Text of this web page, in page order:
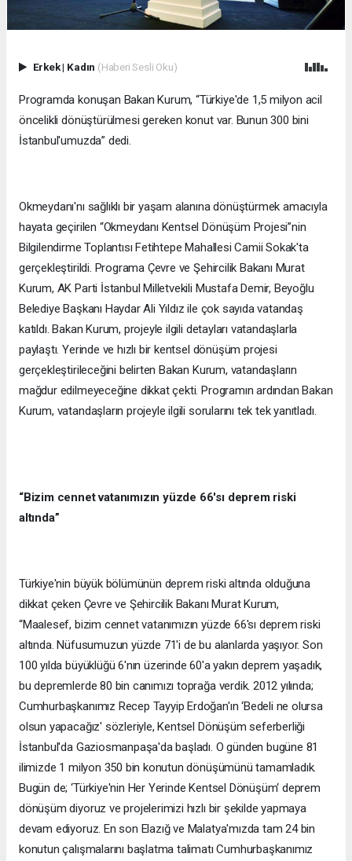
Erkek| Kadın (Haberi Sesli Oku)
Programda konuşan Bakan Kurum, “Türkiye'de 1,5 milyon acil
öncelikli dönüştürülmesi gereken konut var. Bunun 300 bini
İstanbul'umuzda” dedi.
Okmeydanı'nı sağlıklı bir yaşam alanına dönüştürmek amacıyla
hayata geçirilen “Okmeydanı Kentsel Dönüşüm Projesi”nin
Bilgilendirme Toplantısı Fetihtepe Mahallesi Camii Sokak'ta
gerçekleştirildi. Programa Çevre ve Şehircilik Bakanı Murat
Kurum, AK Parti İstanbul Milletvekili Mustafa Demir, Beyoğlu
Belediye Başkanı Haydar Ali Yıldız ile çok sayıda vatandaş
katıldı. Bakan Kurum, projeyle ilgili detayları vatandaşlarla
paylaştı. Yerinde ve hızlı bir kentsel dönüşüm projesi
gerçekleştirileceğini belirten Bakan Kurum, vatandaşların
mağdur edilmeyeceğine dikkat çekti. Programın ardından Bakan
Kurum, vatandaşların projeyle ilgili sorularını tek tek yanıtladı.
“Bizim cennet vatanımızın yüzde 66'sı deprem riski
altında”
Türkiye'nin büyük bölümünün deprem riski altında olduğuna
dikkat çeken Çevre ve Şehircilik Bakanı Murat Kurum,
“Maalesef, bizim cennet vatanımızın yüzde 66'sı deprem riski
altında. Nüfusumuzun yüzde 71'i de bu alanlarda yaşıyor. Son
100 yılda büyüklüğü 6'nın üzerinde 60'a yakın deprem yaşadık,
bu depremlerde 80 bin canımızı toprağa verdik. 2012 yılında;
Cumhurbaşkanımız Recep Tayyip Erdoğan'ın ‘Bedeli ne olursa
olsun yapacağız' sözleriyle, Kentsel Dönüşüm seferberliği
İstanbul'da Gaziosmanpaşa'da başladı. O günden bugüne 81
ilimizde 1 milyon 350 bin konutun dönüşümünü tamamladık.
Bugün de; ‘Türkiye'nin Her Yerinde Kentsel Dönüşüm‘ deprem
dönüşüm diyoruz ve projelerimizi hızlı bir şekilde yapmaya
devam ediyoruz. En son Elazığ ve Malatya'mızda tam 24 bin
konutun çalışmalarını başlatma talimatı Cumhurbaşkanımız